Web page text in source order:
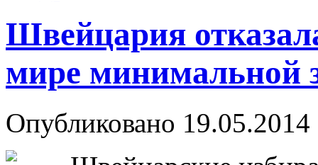
Швейцария
мире минимальной
Опубликовано